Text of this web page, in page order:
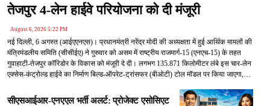
तेजपुर 4-लेन हाईवे परियोजना को दी मंजूरी
August 6, 2026 5:22 PM
नई दिल्ली, 6 अगस्त (आईएएनएस)। प्रधानमंत्री नरेंद्र मोदी की अध्यक्षता में हुई आर्थिक मामलों की
मंत्रिमंडलीय समिति (सीसीईए) ने गुरुवार को असम में राष्ट्रीय राजमार्ग-15 (एनएच-15) के तहत
गुवाहाटी-तेजपुर कॉरिडोर के विकास को मंजूरी दे दी। लगभग 135.871 किलोमीटर लंबे इस चार-लेन
एक्सेस-कंट्रोल्ड हाईवे का निर्माण बिल्ड-ऑपरेट-ट्रांसफर (बीओटी) टोल मॉडल पर किया जाएगा,
सीएसआईआर-एनएएल भर्ती अलर्ट: प्रोजेक्ट एसोसिएट